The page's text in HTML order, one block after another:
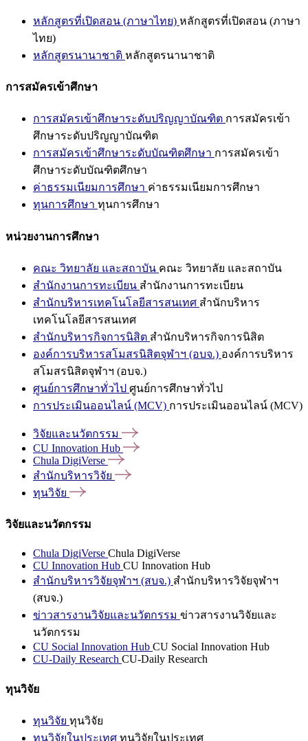
หลักสูตรที่เปิดสอน (ภาษาไทย) หลักสูตรที่เปิดสอน (ภาษา
ไทย)
หลักสูตรนานาชาติ หลักสูตรนานาชาติ
การสมัครเข้าศึกษา
การสมัครเข้าศึกษาระดับปริญญาบัณฑิต การสมัครเข้า
ศึกษาระดับปริญญาบัณฑิต
การสมัครเข้าศึกษาระดับบัณฑิตศึกษา การสมัครเข้า
ศึกษาระดับบัณฑิตศึกษา
ค่าธรรมเนียมการศึกษา ค่าธรรมเนียมการศึกษา
ทุนการศึกษา ทุนการศึกษา
หน่วยงานการศึกษา
คณะ วิทยาลัย และสถาบัน คณะ วิทยาลัย และสถาบัน
สำนักงานการทะเบียน สำนักงานการทะเบียน
สำนักบริหารเทคโนโลยีสารสนเทศ สำนักบริหาร
เทคโนโลยีสารสนเทศ
สำนักบริหารกิจการนิสิต สำนักบริหารกิจการนิสิต
องค์การบริหารสโมสรนิสิตจุฬาฯ (อบจ.) องค์การบริหาร
สโมสรนิสิตจุฬาฯ (อบจ.)
ศูนย์การศึกษาทั่วไป ศูนย์การศึกษาทั่วไป
การประเมินออนไลน์ (MCV) การประเมินออนไลน์ (MCV)
วิจัยและนวัตกรรม
CU Innovation Hub
Chula DigiVerse
สำนักบริหารวิจัย
ทุนวิจัย
วิจัยและนวัตกรรม
Chula DigiVerse Chula DigiVerse
CU Innovation Hub CU Innovation Hub
สำนักบริหารวิจัยจุฬาฯ (สบจ.) สำนักบริหารวิจัยจุฬาฯ
(สบจ.)
ข่าวสารงานวิจัยและนวัตกรรม ข่าวสารงานวิจัยและ
นวัตกรรม
CU Social Innovation Hub CU Social Innovation Hub
CU-Daily Research CU-Daily Research
ทุนวิจัย
ทุนวิจัย ทุนวิจัย
ทุนวิจัยในประเทศ ทุนวิจัยในประเทศ